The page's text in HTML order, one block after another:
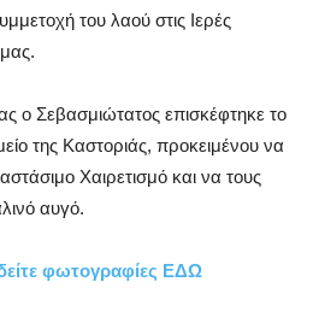
του λαού στις Ιερές
ο Σεβασμιώτατος επισκέφτηκε το
της Καστοριάς, προκειμένου να
Χαιρετισμό και να τους
αυγό.
φωτογραφίες ΕΔΩ